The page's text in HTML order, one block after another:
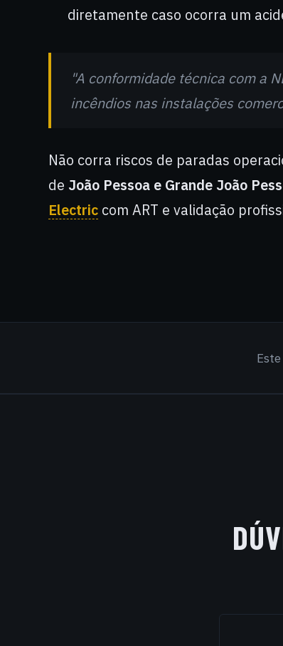
diretamente caso ocorra um
"A conformidade técnica com a
incêndios nas instalações
Não corra riscos de paradas
de João Pessoa e Grande João
Electric com ART e validação